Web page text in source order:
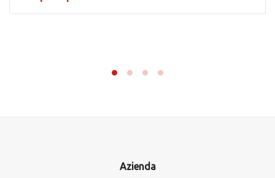
Azienda